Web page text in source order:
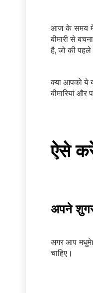
आज के समय में
बीमारी से
है, जो की पहले
क्या आपको ये
बीमारियां
ऐसे
अपने
अगर आप
चाहिए।